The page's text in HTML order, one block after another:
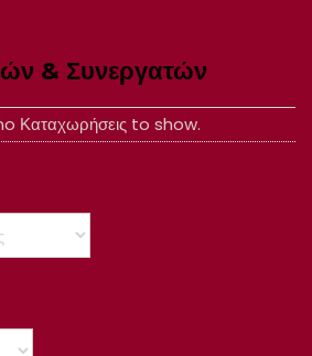
& Συνεργατών
Καταχωρήσεις to show.